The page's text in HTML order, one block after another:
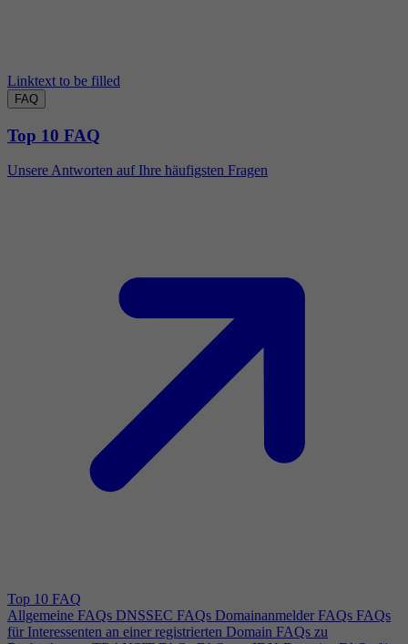
Linktext to be filled
FAQ
Top 10 FAQ
Unsere Antworten auf Ihre häufigsten Fragen
Top 10 FAQ
Allgemeine FAQs DNSSEC FAQs Domainanmelder FAQs FAQs
für Interessenten an einer registrierten Domain FAQs zu